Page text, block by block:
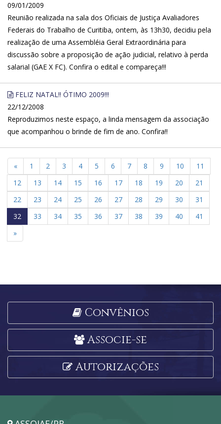
09/01/2009
Reunião realizada na sala dos Oficiais de Justiça Avaliadores
Federais do Trabalho de Curitiba, ontem, às 13h30, decidiu pela
realização de uma Assembléia Geral Extraordinária para
discussão sobre a proposição de ação judicial, relativo à perda
salarial (GAE X FC). Confira o edital e compareça!!!
FELIZ NATAL!! ÓTIMO 2009!!!
22/12/2008
Reproduzimos neste espaço, a linda mensagem da associação
que acompanhou o brinde de fim de ano. Confira!!
« 1 2 3 4 5 6 7 8 9 10
11
12
13 14 15 16 17 18 19 20
21
22
23 24 25 26 27 28 29 30
31
32
33 34 35 36 37 38 39 40
41
»
Convênios
Associe-se
Autorizações